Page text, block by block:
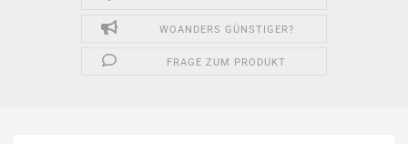
WOANDERS GÜNSTIGER?
FRAGE ZUM PRODUKT